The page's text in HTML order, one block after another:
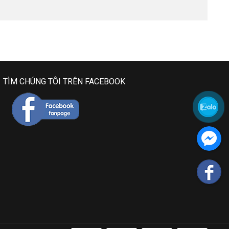
TÌM CHÚNG TÔI TRÊN FACEBOOK